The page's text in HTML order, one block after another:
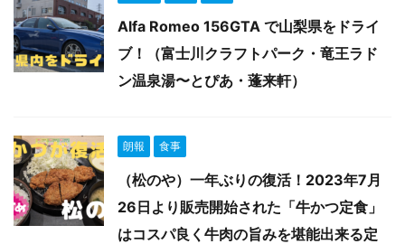
Alfa Romeo 156GTA で山梨県をドライ
ブ！（富士川クラフトパーク・竜王ラド
ン温泉湯〜とぴあ・蓬来軒）
朗報 食事
（松のや）一年ぶりの復活！2023年7月
26日より販売開始された「牛かつ定食」
はコスパ良く牛肉の旨みを堪能出来る定